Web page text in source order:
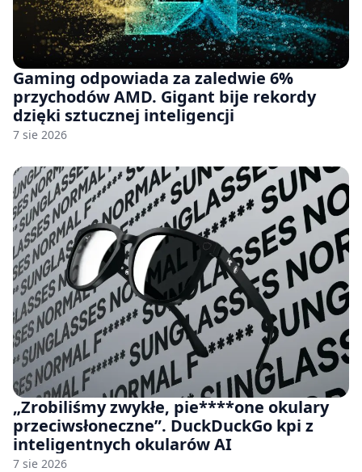
Gaming odpowiada za zaledwie 6%
przychodów AMD. Gigant bije rekordy
dzięki sztucznej inteligencji
7 sie 2026
„Zrobiliśmy zwykłe, pie****one okulary
przeciwsłoneczne”. DuckDuckGo kpi z
inteligentnych okularów AI
7 sie 2026